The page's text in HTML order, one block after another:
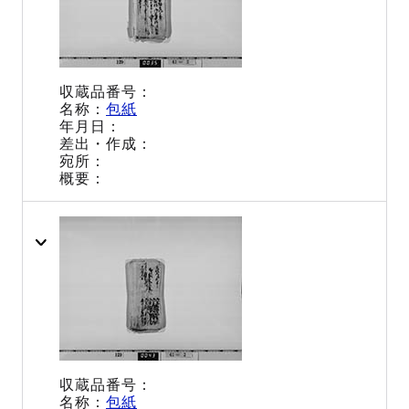
包紙
包紙